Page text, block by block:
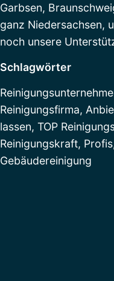
Garbsen,
ganz Niedersachsen,
noch unsere
Schlagwörter
Reinigungsfirma,
lassen, TOP
Reinigungskraft,
Gebäudereinigung